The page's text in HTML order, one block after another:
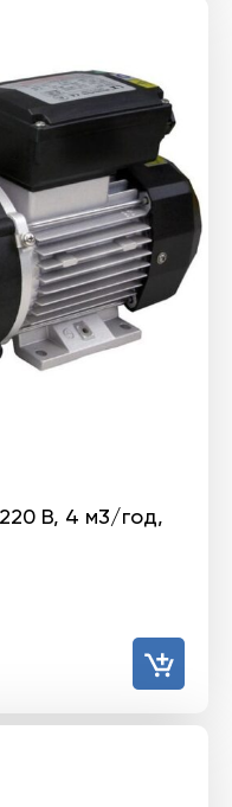
В, 4 м3/год,